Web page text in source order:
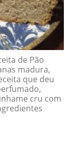
de Pão
madura,
que deu
cru com